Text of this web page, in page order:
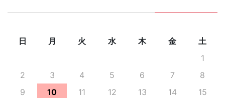
日 月 火 水 木 金
土
1
2
3 4 5 6 7
8
9
10 11 12 13 14
15